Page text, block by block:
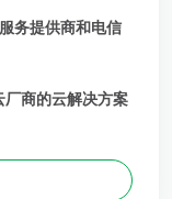
务提供商和电信
商的云解决方案